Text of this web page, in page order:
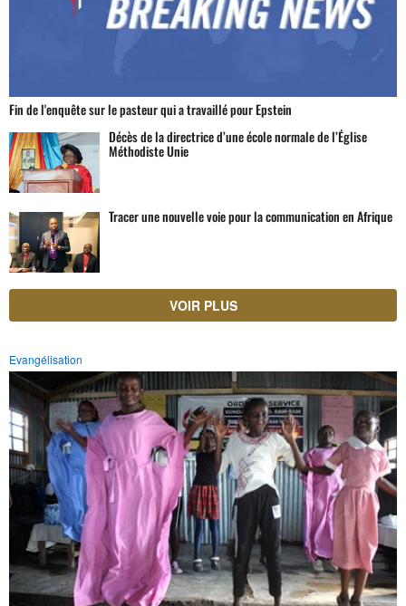
Fin de l'enquête sur le pasteur qui a travaillé pour Epstein
Décès de la directrice d’une école normale de l’Église
Méthodiste Unie
Tracer une nouvelle voie pour la communication en Afrique
VOIR PLUS
Evangélisation